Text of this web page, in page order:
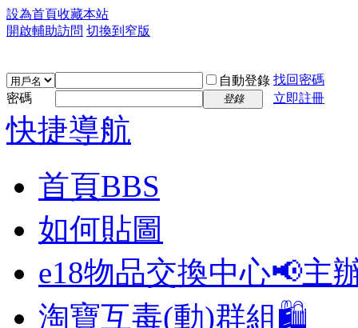
設為首頁收藏本站
開啟輔助訪問 切換到窄版
自動登錄 找回密碼
密碼
登錄 立即註冊
快捷導航
首頁BBS
如何貼圖
e18物品交換中心📢主
淘寶互毒(動)群組🛍️